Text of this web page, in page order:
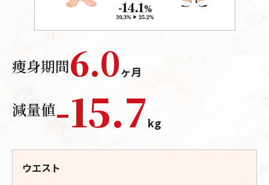
痩身期間6.0ヶ月
減量値-15.7kg
ウエスト